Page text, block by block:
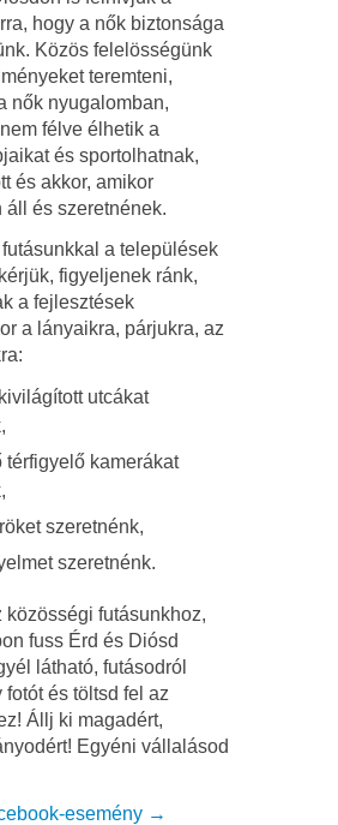
hogy a nők biztonsága
Közös felelösségünk
teremteni,
nők nyugalomban,
félve élhetik a
és sportolhatnak,
és akkor, amikor
áll és szeretnének.
a települések
figyeljenek ránk,
a fejlesztések
a lányaikra, párjukra, az
utcákat
térfigyelő kamerákat
szeretnénk,
szeretnénk.
közösségi futásunkhoz,
fuss Érd és Diósd
látható, futásodról
fotót és töltsd fel az
Állj ki magadért,
Egyéni vállalásod
esemény →